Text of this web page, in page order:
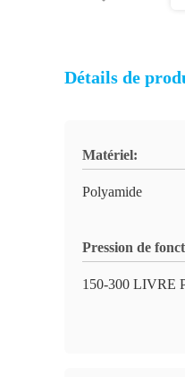
Détails de
Matériel:
Polyamide
Pression de
150-300 LIVRE